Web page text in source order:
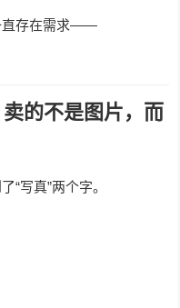
直存在需求——
的不是图片，而
“写真”两个字。